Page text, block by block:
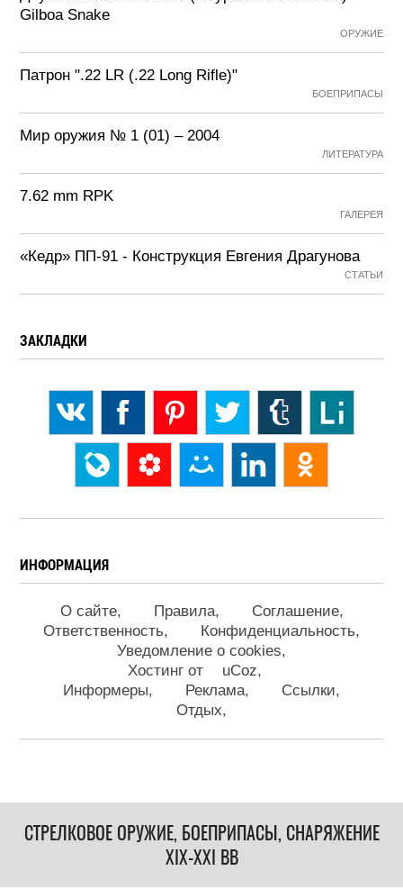
Gilboa Snake
ОРУЖИЕ
Патрон ".22 LR (.22 Long Rifle)"
БОЕПРИПАСЫ
Мир оружия № 1 (01) – 2004
ЛИТЕРАТУРА
7.62 mm RPK
ГАЛЕРЕЯ
«Кедр» ПП-91 - Конструкция Евгения Драгунова
СТАТЬИ
ЗАКЛАДКИ
ИНФОРМАЦИЯ
О сайте Правила
Соглашение
Ответственность
Конфиденциальность
Уведомление о cookies
Хостинг от
uCoz
Информеры
Реклама
Ссылки
Отдых
СТРЕЛКОВОЕ ОРУЖИЕ, БОЕПРИПАСЫ, СНАРЯЖЕНИЕ
XIX-XXI ВВ